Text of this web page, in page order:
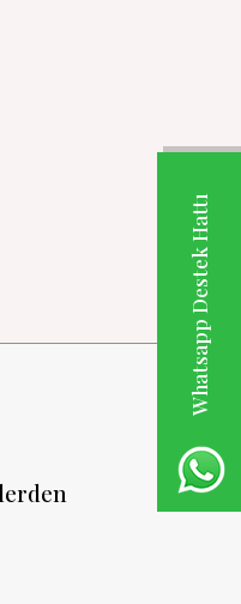
Whatsapp Destek Hattı